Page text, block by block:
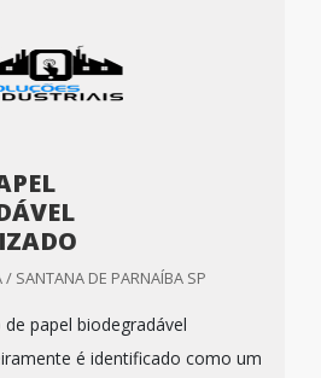
/ SANTANA DE PARNAÍBA SP
papel biodegradável
é identificado como um